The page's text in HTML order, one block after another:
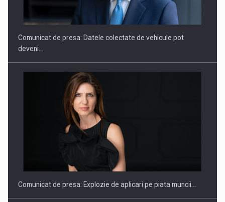
PUTTING ROMANIAN CORPORATE COMPANIES ON THE
INTERNATIONAL BUSINESS SCENE
Comunicat de presa: Datele colectate de vehicule pot
deveni…
Comunicat de presa: Explozie de aplicari pe piata muncii…